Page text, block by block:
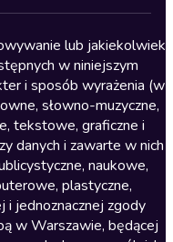
lub jakiekolwiek
w niniejszym
i sposób wyrażenia (w
słowno-muzyczne,
tekstowe, graficzne i
danych i zawarte w nich
naukowe,
plastyczne,
i jednoznacznej zgody
w Warszawie, będącej